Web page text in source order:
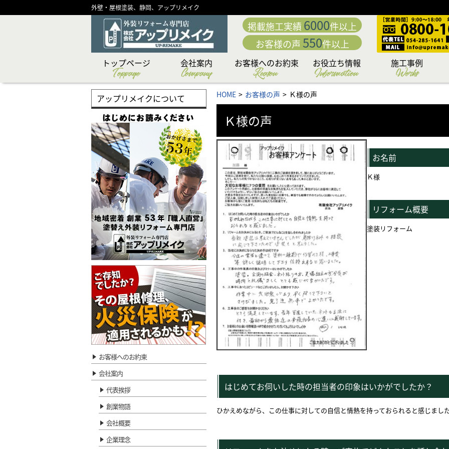
外壁・屋根塗装、静岡、アップリメイク
掲載施工実績6000件以上
お客様の声 550件以上
トップページ
Toppage
会社案内
Company
ショールーム紹介
CSR（社会貢献）活動
メディア掲載実績
お客様へのお約束
Reason
「職人直営」だから中
身が違う
こだわり日本一の厳選
塗料
お客様の夢を叶える
「こだわりの提案力」
カラーシミュレーショ
ン
専門店だからこそこだ
わる「職人力」
専門店ならではの完全
施工体制
日本一厳しい品質管理
システム
付帯部への超高耐久フ
ッ素塗装
下地処理 洗浄編
下地処理 補修編
究極の手塗りローラー
工法
お役立ち情報
Information
外壁・屋根お悩み解決
外壁・屋根塗装価格＆
無料外壁・屋根診断
かし保険について
リフォームローン&補助
お問い合わせ後の流れ
住まいのリフォームも
アパート・マンション
施工事例
Works
HOME お客様の声 Ｋ様の声
Ｋ様の声
お名前
Ｋ様
リフォーム概要
塗装リフォーム
はじめてお伺いした時の担当者の印象はいかがでしたか？
ひかえめながら、この仕事に対しての自信と情熱を持っておられると感じまし
アップリメイクについて
お客様へのお約束
会社案内
代表挨拶
創業物語
会社概要
企業理念